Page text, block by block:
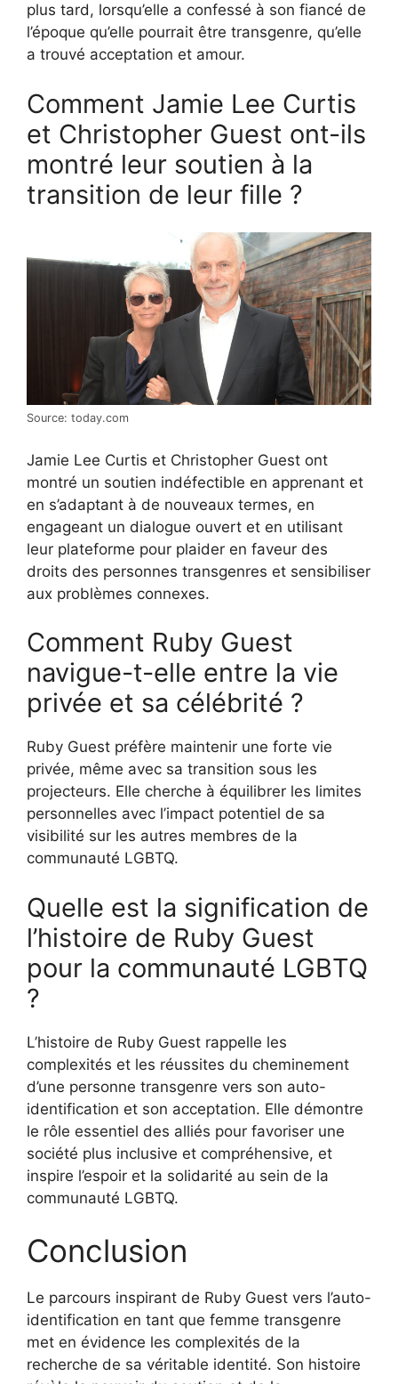
plus tard, lorsqu’elle a confessé à son fiancé de
l’époque qu’elle pourrait être transgenre, qu’elle
a trouvé acceptation et amour.
Comment Jamie Lee Curtis
et Christopher Guest ont-ils
montré leur soutien à la
transition de leur fille ?
Source: today.com
Jamie Lee Curtis et Christopher Guest ont
montré un soutien indéfectible en apprenant et
en s’adaptant à de nouveaux termes, en
engageant un dialogue ouvert et en utilisant
leur plateforme pour plaider en faveur des
droits des personnes transgenres et sensibiliser
aux problèmes connexes.
Comment Ruby Guest
navigue-t-elle entre la vie
privée et sa célébrité ?
Ruby Guest préfère maintenir une forte vie
privée, même avec sa transition sous les
projecteurs. Elle cherche à équilibrer les limites
personnelles avec l’impact potentiel de sa
visibilité sur les autres membres de la
communauté LGBTQ.
Quelle est la signification de
l’histoire de Ruby Guest
pour la communauté LGBTQ
?
L’histoire de Ruby Guest rappelle les
complexités et les réussites du cheminement
d’une personne transgenre vers son auto-
identification et son acceptation. Elle démontre
le rôle essentiel des alliés pour favoriser une
société plus inclusive et compréhensive, et
inspire l’espoir et la solidarité au sein de la
communauté LGBTQ.
Conclusion
Le parcours inspirant de Ruby Guest vers l’auto-
identification en tant que femme transgenre
met en évidence les complexités de la
recherche de sa véritable identité. Son histoire